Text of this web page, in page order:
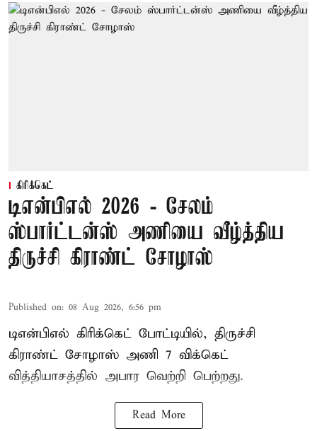
கிரிக்கெட்
டிஎன்பிஎல் 2026 - சேலம்
ஸ்பார்ட்டன்ஸ் அணியை வீழ்த்திய
திருச்சி கிராண்ட் சோழாஸ்
Published on: 08 Aug 2026, 6:56 pm
டிஎன்பிஎல் கிரிக்கெட் போட்டியில், திருச்சி
கிராண்ட் சோழாஸ் அணி 7 விக்கெட்
வித்தியாசத்தில் அபார வெற்றி பெற்றது.
Read More